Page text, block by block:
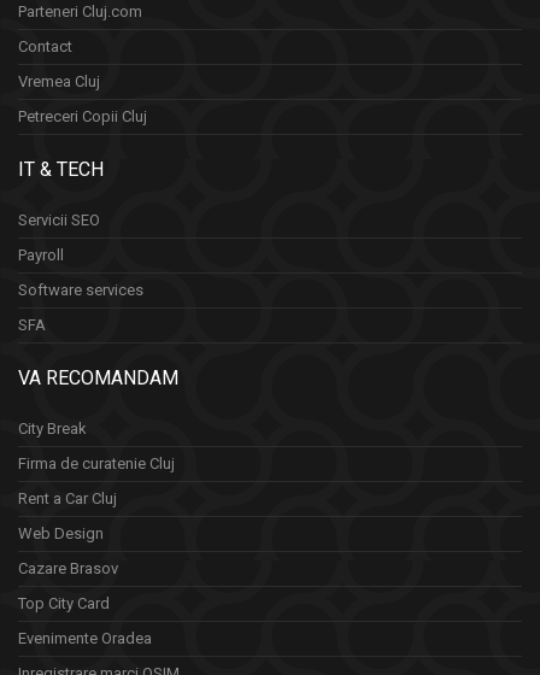
Parteneri Cluj.com
Contact
Vremea Cluj
Petreceri Copii Cluj
IT & TECH
Servicii SEO
Payroll
Software services
SFA
VA RECOMANDAM
City Break
Firma de curatenie Cluj
Rent a Car Cluj
Web Design
Cazare Brasov
Top City Card
Evenimente Oradea